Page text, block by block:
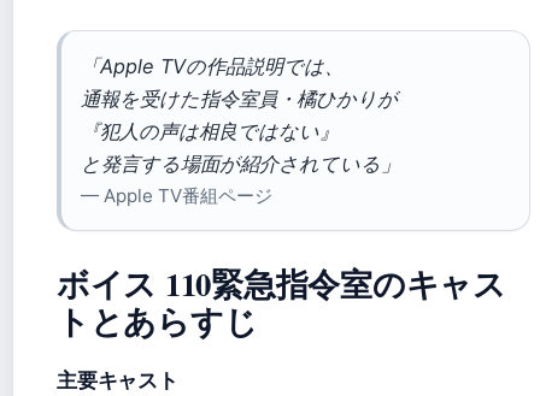
「Apple TVの作品説明では、
通報を受けた指令室員・橘ひかりが
『犯人の声は相良ではない』
と発言する場面が紹介されている」
— Apple TV番組ページ
ボイス 110緊急指令室のキャス
トとあらすじ
主要キャスト